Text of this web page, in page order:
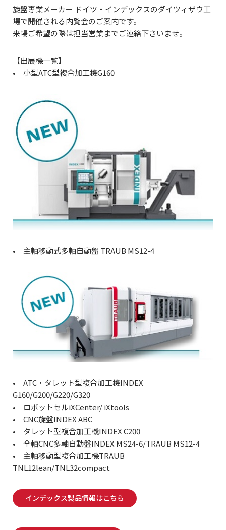
旋盤専業メーカー ドイツ・インデックスのダイツィザウ工
場で開催される内覧会のご案内です。
来場ご希望の際は担当営業までご連絡下さいませ。
【出展機一覧】
• 小型ATC型複合加工機G160
• 主軸移動式多軸自動盤 TRAUB MS12-4
• ATC・タレット型複合加工機INDEX
G160/G200/G220/G320
• ロボットセルiXCenter/ iXtools
• CNC旋盤INDEX ABC
• タレット型複合加工機INDEX C200
• 全軸CNC多軸自動盤INDEX MS24-6/TRAUB MS12-4
• 主軸移動型複合加工機TRAUB
TNL12lean/TNL32compact
インデックス製品情報はこちら